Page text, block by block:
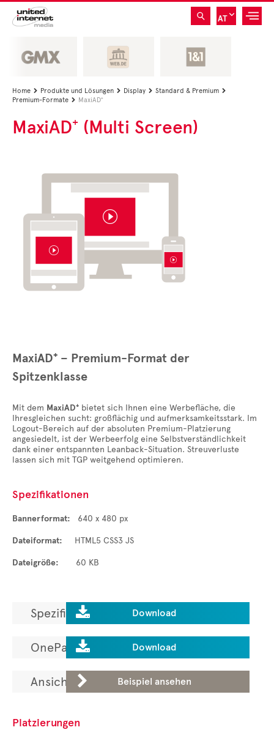
AT
Home  Produkte und Lösungen  Display  Standard & Premium 
Premium-Formate  MaxiAD⁺
MaxiAD⁺ (Multi Screen)
MaxiAD⁺ – Premium-Format der
Spitzenklasse
Mit dem MaxiAD⁺ bietet sich Ihnen eine Werbefläche, die
Ihresgleichen sucht: großflächig und aufmerksamkeitsstark. Im
Logout-Bereich auf der absoluten Premium-Platzierung
angesiedelt, ist der Werbeerfolg eine Selbstverständlichkeit
dank einer entspannten Leanback-Situation. Streuverluste
lassen sich mit TGP weitgehend optimieren.
Spezifikationen
Bannerformat: 640 x 480 px
Dateiformat: HTML5 CSS3 JS
Dateigröße: 60 KB
Spezifikationen laden.
 Download
OnePager laden.
 Download
Ansicht in der ADGallery.
 Beispiel ansehen
Platzierungen